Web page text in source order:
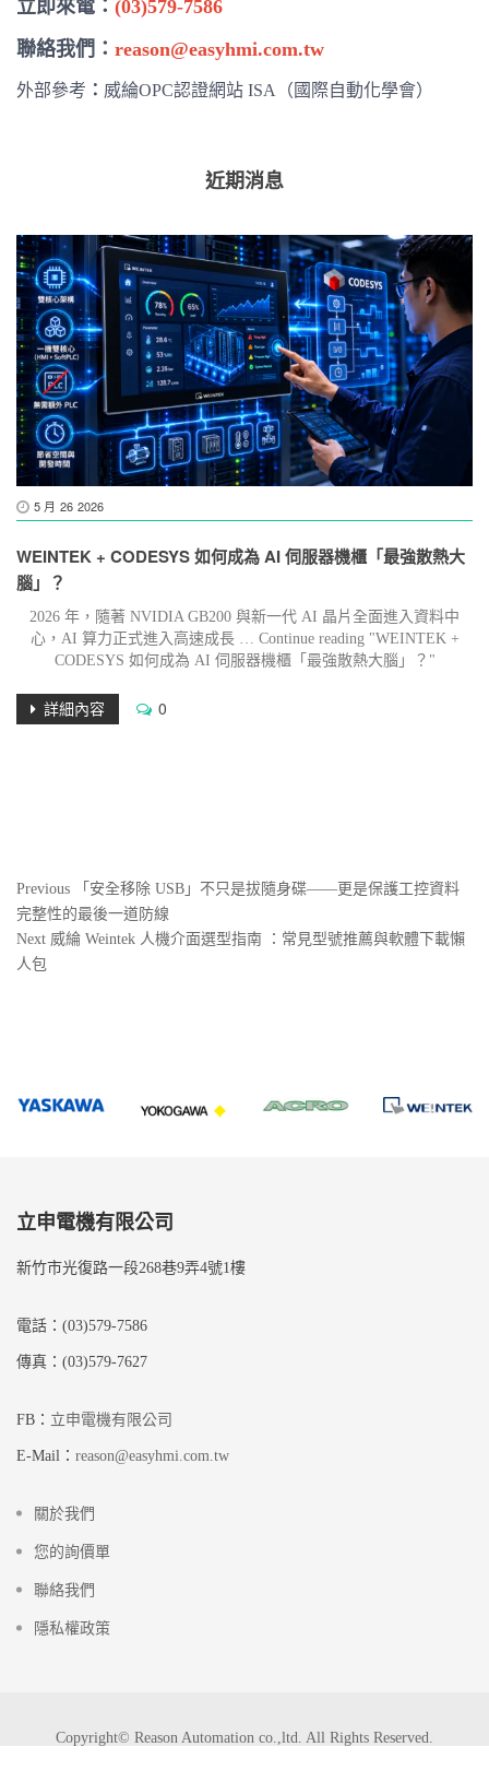
立即來電： (03)579-7586
聯絡我們： reason@easyhmi.com.tw
外部參考 ： 威綸OPC認證網站 ISA（國際自動化學會）
近期消息
5 月 26 2026
WEINTEK + CODESYS 如何成為 AI 伺服器機櫃「最強散熱大
腦」？
2026 年，隨著 NVIDIA GB200 與新一代 AI 晶片全面進入資料中
心，AI 算力正式進入高速成長 … Continue reading "WEINTEK +
CODESYS 如何成為 AI 伺服器機櫃「最強散熱大腦」？"
詳細內容 0
文
章
導
Previous
Post
Previous
「安全移除 USB」不只是拔隨身碟——更是保護工控資料
完整性的最後一道防線
Next
Post
Next 威綸 Weintek 人機介面選型指南 ：常見型號推薦與軟體下載懶
人包
立申電機有限公司
新竹市光復路一段268巷9弄4號1樓
電話：(03)579-7586
傳真：(03)579-7627
FB： 立申電機有限公司
E-Mail： reason@easyhmi.com.tw
關於我們
您的詢價單
聯絡我們
隱私權政策
Copyright© Reason Automation co.,ltd. All Rights Reserved.